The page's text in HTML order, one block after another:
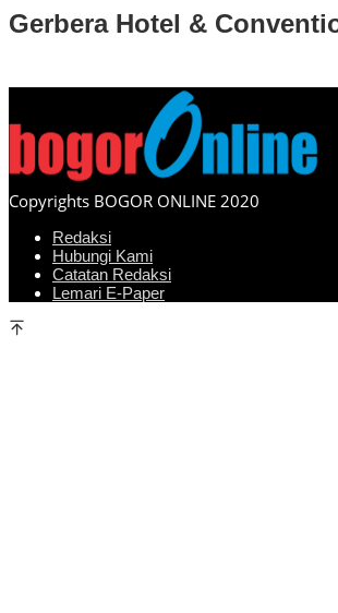
Gerbera Hotel &
Copyrights BOGOR ONLINE 2020
Redaksi
Hubungi Kami
Catatan Redaksi
Lemari E-Paper